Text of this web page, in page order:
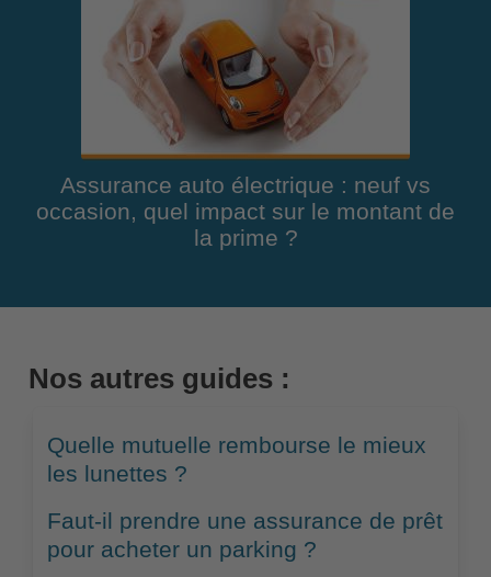
Assurance auto électrique : neuf vs
occasion, quel impact sur le montant de
la prime ?
Nos autres guides :
Quelle mutuelle rembourse le mieux
les lunettes ?
Faut-il prendre une assurance de prêt
pour acheter un parking ?